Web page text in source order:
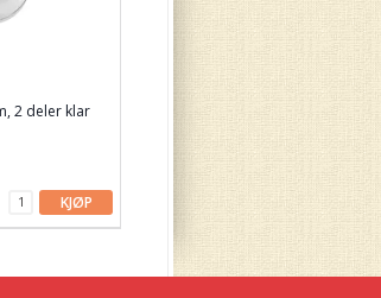
2 deler klar
KJØP